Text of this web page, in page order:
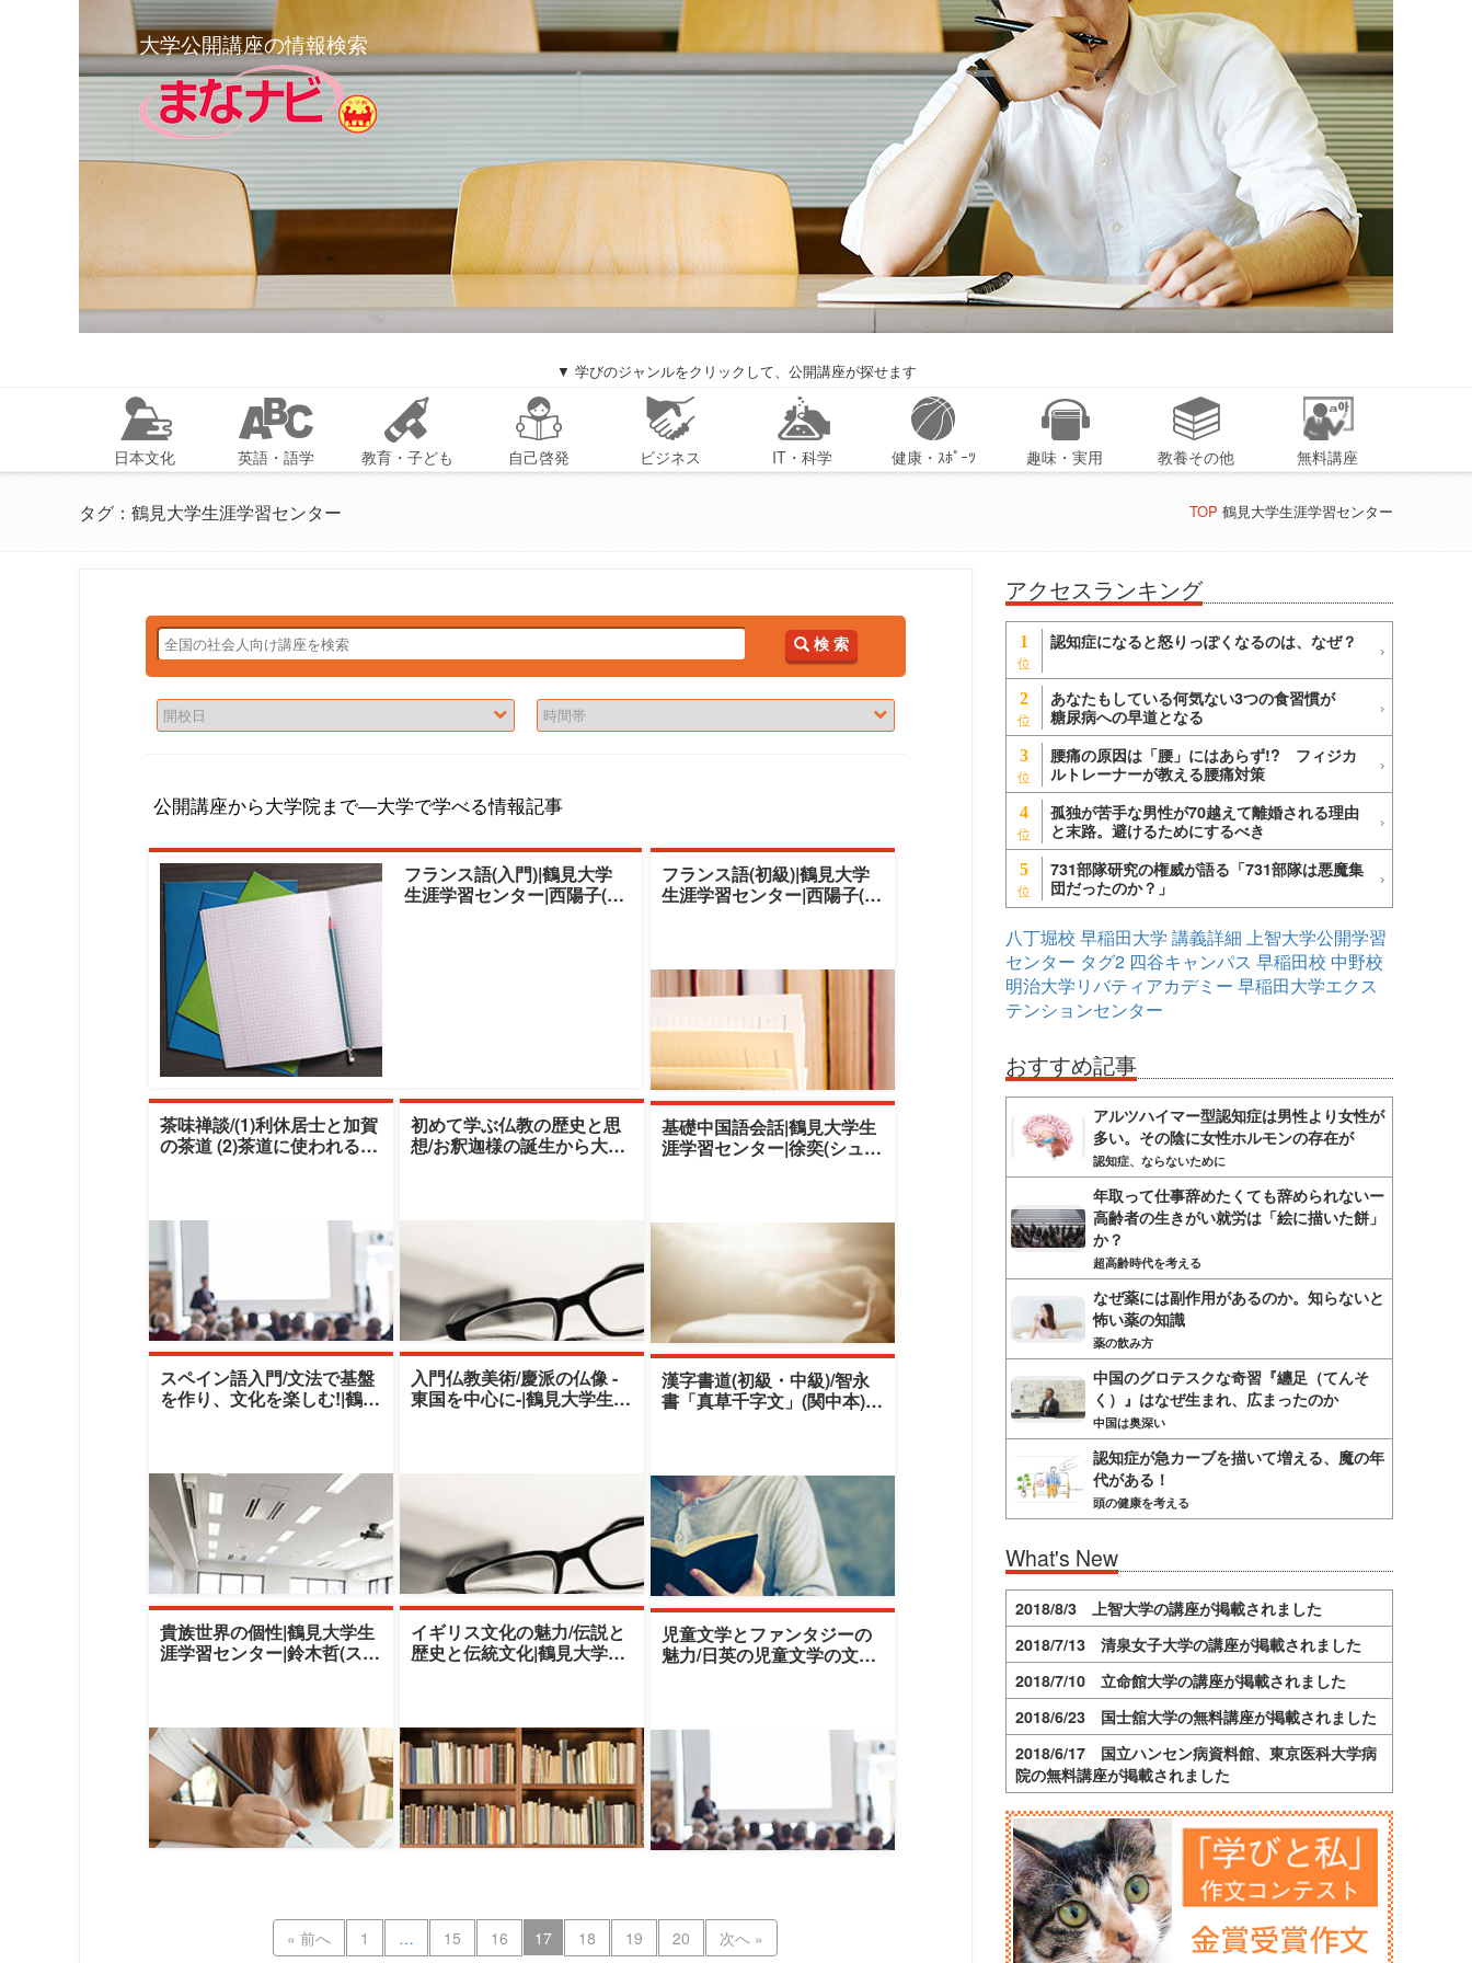
大学公開講座の情報検索
▼ 学びのジャンルをクリックして、公開講座が探せます
日本文化 英語・語学 教育・子ども 自己啓発 ビジネス IT・科学 健康・ｽﾎﾟｰﾂ 趣味・実用 教養その他 無料講座
タグ：鶴見大学生涯学習センター TOP 鶴見大学生涯学習センター
検 索
公開講座から大学院まで―大学で学べる情報記事
フランス語(入門)|鶴見大学
生涯学習センター|西陽子(ニ
フランス語(初級)|鶴見大学
生涯学習センター|西陽子(ニ
茶味禅談/(1)利休居士と加賀
の茶道 (2)茶道に使われる掛
初めて学ぶ仏教の歴史と思
想/お釈迦様の誕生から大乗
基礎中国語会話|鶴見大学生
涯学習センター|徐奕(シュー
スペイン語入門/文法で基盤
を作り、文化を楽しむ!|鶴見
入門仏教美術/慶派の仏像 -
東国を中心に-|鶴見大学生涯
漢字書道(初級・中級)/智永
書「真草千字文」(関中本)を
貴族世界の個性|鶴見大学生
涯学習センター|鈴木哲(スズ
イギリス文化の魅力/伝説と
歴史と伝統文化|鶴見大学生
児童文学とファンタジーの
魅力/日英の児童文学の文化
« 前へ 1 … 15 16 17 18 19 20 次へ »
アクセスランキング
1 認知症になると怒りっぽくなるのは、なぜ？
2
あなたもしている何気ない3つの食習慣が
糖尿病への早道となる
3
腰痛の原因は「腰」にはあらず!? フィジカ
ルトレーナーが教える腰痛対策
4
孤独が苦手な男性が70越えて離婚される理由
と末路。避けるためにするべき
5
731部隊研究の権威が語る「731部隊は悪魔集
団だったのか？」
八丁堀校 早稲田大学 講義詳細 上智大学公開学習
センター タグ2 四谷キャンパス 早稲田校 中野校
明治大学リバティアカデミー 早稲田大学エクス
テンションセンター
おすすめ記事
アルツハイマー型認知症は男性より女性が
多い。その陰に女性ホルモンの存在が
認知症、ならないために
年取って仕事辞めたくても辞められないー
高齢者の生きがい就労は「絵に描いた餅」
か？
超高齢時代を考える
なぜ薬には副作用があるのか。知らないと
怖い薬の知識
薬の飲み方
中国のグロテスクな奇習『纏足（てんそ
く）』はなぜ生まれ、広まったのか
中国は奥深い
認知症が急カーブを描いて増える、魔の年
代がある！
頭の健康を考える
What's New
2018/8/3 上智大学の講座が掲載されました
2018/7/13 清泉女子大学の講座が掲載されました
2018/7/10 立命館大学の講座が掲載されました
2018/6/23 国士舘大学の無料講座が掲載されました
2018/6/17 国立ハンセン病資料館、東京医科大学病
院の無料講座が掲載されました